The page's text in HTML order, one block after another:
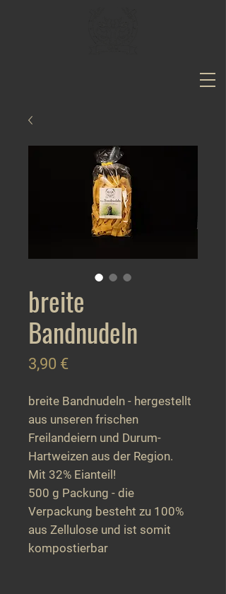
breite
Bandnudeln
3,90 €
breite Bandnudeln - hergestellt
aus unseren frischen
Freilandeiern und Durum-
Hartweizen aus der Region.
Mit 32% Eianteil!
500 g Packung - die
Verpackung besteht zu 100%
aus Zellulose und ist somit
kompostierbar